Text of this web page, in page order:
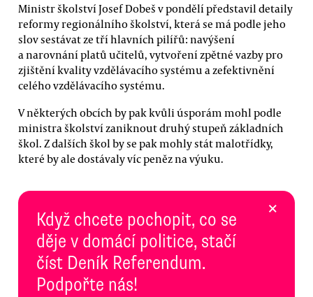
Ministr školství Josef Dobeš v pondělí představil detaily
reformy regionálního školství, která se má podle jeho
slov sestávat ze tří hlavních pilířů: navýšení
a narovnání platů učitelů, vytvoření zpětné vazby pro
zjištění kvality vzdělávacího systému a zefektivnění
celého vzdělávacího systému.
V některých obcích by pak kvůli úsporám mohl podle
ministra školství zaniknout druhý stupeň základních
škol. Z dalších škol by se pak mohly stát malotřídky,
které by ale dostávaly víc peněz na výuku.
Když chcete pochopit, co se
děje v domácí politice, stačí
číst Deník Referendum.
Podpořte nás!
×